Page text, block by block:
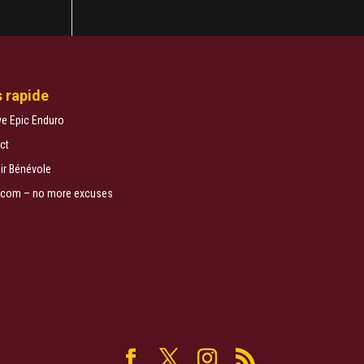
rapide
Epic Enduro
Bénévole
– no more excuses